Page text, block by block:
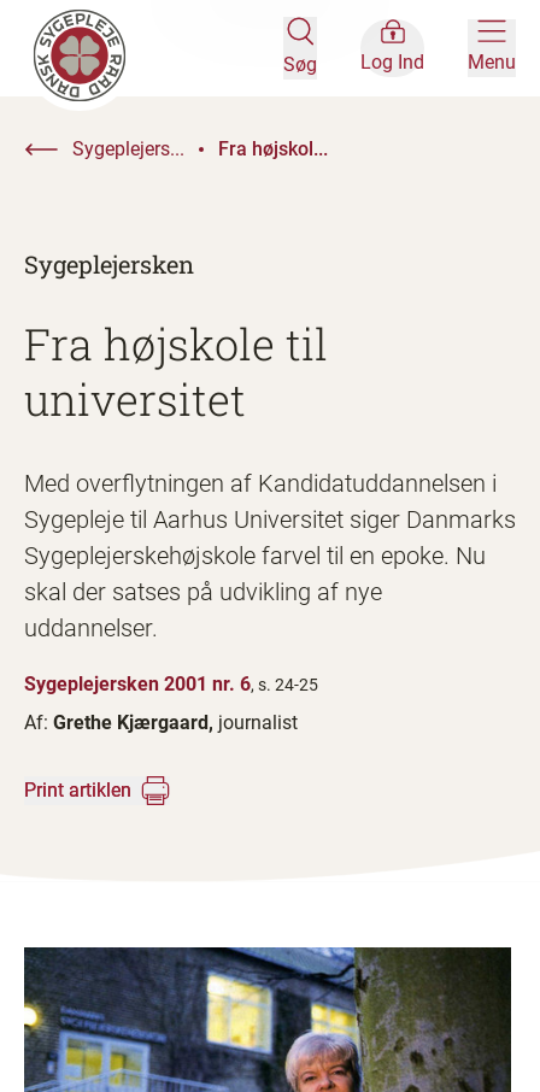
Søg Log Ind Menu
Sygeplejers... Fra højskol...
Sygeplejersken
Fra højskole til
universitet
Med overflytningen af Kandidatuddannelsen i
Sygepleje til Aarhus Universitet siger Danmarks
Sygeplejerskehøjskole farvel til en epoke. Nu
skal der satses på udvikling af nye
uddannelser.
Sygeplejersken 2001 nr. 6, s. 24-25
Af: Grethe Kjærgaard, journalist
Print artiklen